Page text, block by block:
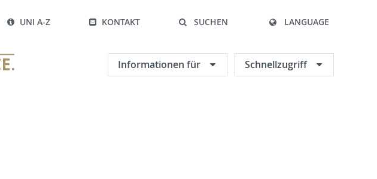
UNI A-Z KONTAKT SUCHEN LANGUAGE
Informationen für Schnellzugriff